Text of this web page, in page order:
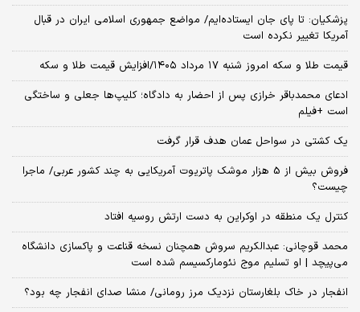
پزشکیان: تا پای جان ایستاده‌ایم/ مواضع جمهوری اسلامی ایران در قبال
آمریکا تغییر نکرده است
قیمت طلا و سکه امروز شنبه ۱۷ مرداد ۱۴۰۵/افزایش قیمت طلا و سکه
ادعای محمدباقر خرازی پس از احضار به دادگاه؛ کلیپ‌ها جعلی و ساختگی
است +فیلم
یک کشتی در سواحل عمان هدف قرار گرفت
فروش بیش از 5 هزار موشک پاتریوت آمریکایی به چند کشور عربی/ ماجرا
چیست؟
کنترل یک منطقه در اوکراین به دست ارتش روسیه افتاد
محمد قوچانی: عبدالکریم سروش همچنان نسخه قناعت و پاکسازی دانشگاه
می‌پیچد | او تسلیم موج نئومارکسیسم شده است
انفجار در خاک بلغارستان نزدیک مرز رومانی/ منشا صدای انفجار چه بود؟